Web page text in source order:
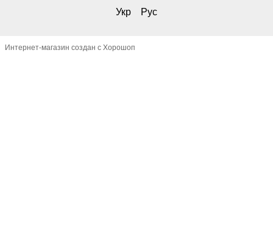
Укр Рус
Интернет-магазин создан с Хорошоп